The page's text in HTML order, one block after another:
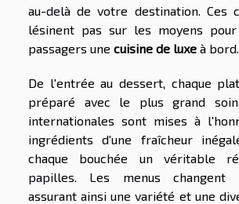
au-delà de votre destination. Ces
lésinent pas sur les moyens
passagers une cuisine de luxe à bord.
De l'entrée au dessert, chaque
préparé avec le plus grand
internationales sont mises à
ingrédients d'une fraîcheur
chaque bouchée un véritable
papilles. Les menus changent
assurant ainsi une variété et une